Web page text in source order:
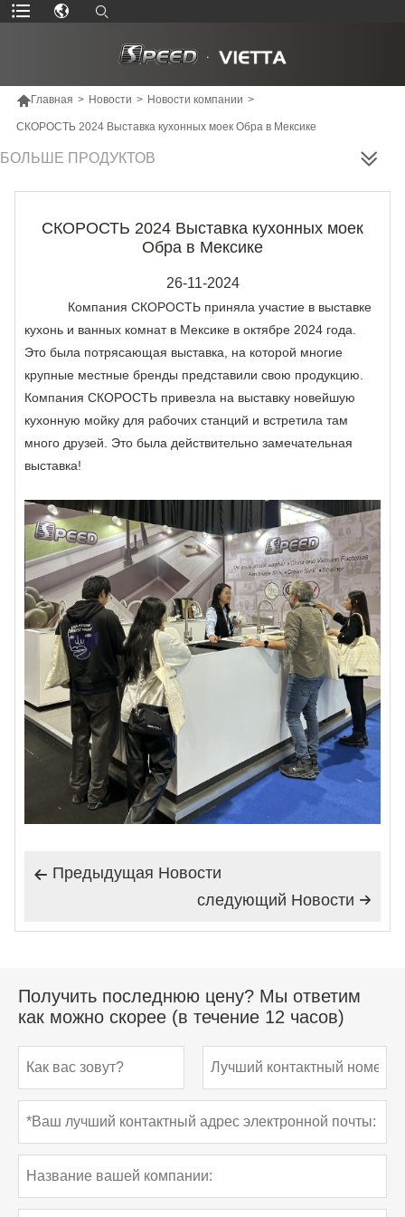
Главная > Новости > Новости компании >
СКОРОСТЬ 2024 Выставка кухонных моек Обра в Мексике
БОЛЬШЕ ПРОДУКТОВ
СКОРОСТЬ 2024 Выставка кухонных моек
Обра в Мексике
26-11-2024
Компания СКОРОСТЬ приняла участие в выставке
кухонь и ванных комнат в Мексике в октябре 2024 года.
Это была потрясающая выставка, на которой многие
крупные местные бренды представили свою продукцию.
Компания СКОРОСТЬ привезла на выставку новейшую
кухонную мойку для рабочих станций и встретила там
много друзей. Это была действительно замечательная
выставка!
 Предыдущая Hовости

следующий Hовости
Получить последнюю цену? Мы ответим
как можно скорее (в течение 12 часов)